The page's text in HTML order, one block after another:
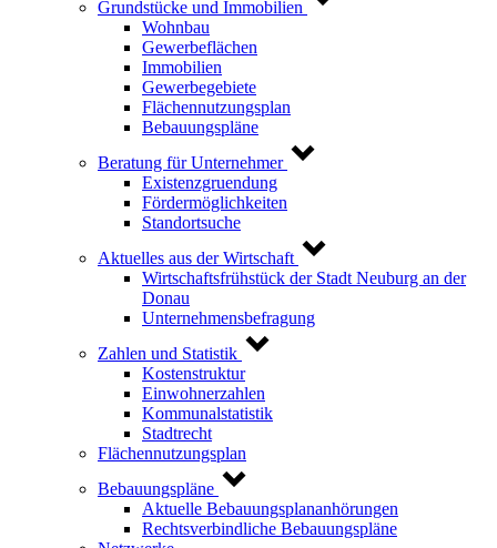
Grundstücke und Immobilien
Wohnbau
Gewerbeflächen
Immobilien
Gewerbegebiete
Flächennutzungsplan
Bebauungspläne
Beratung für Unternehmer
Existenzgruendung
Fördermöglichkeiten
Standortsuche
Aktuelles aus der Wirtschaft
Wirtschaftsfrühstück der Stadt Neuburg an der
Donau
Unternehmensbefragung
Zahlen und Statistik
Kostenstruktur
Einwohnerzahlen
Kommunalstatistik
Stadtrecht
Flächennutzungsplan
Bebauungspläne
Aktuelle Bebauungsplananhörungen
Rechtsverbindliche Bebauungspläne